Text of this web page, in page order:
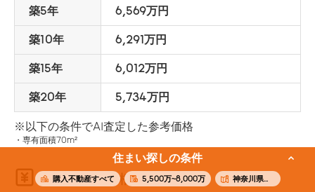
築5年 6,569万円
築10年 6,291万円
築15年 6,012万円
築20年 5,734万円
※以下の条件でAI査定した参考価格
専有面積70m²
面積別の価格相場
住まい探しの条件
購入不動産すべて 5,500万~8,000万 神奈川県横浜市青葉区大場町